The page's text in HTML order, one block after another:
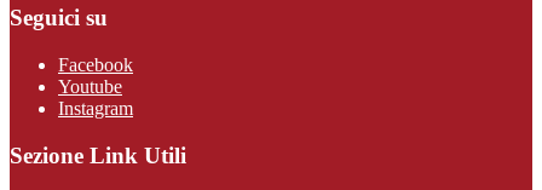
Seguici su
Facebook
Youtube
Instagram
Sezione Link Utili